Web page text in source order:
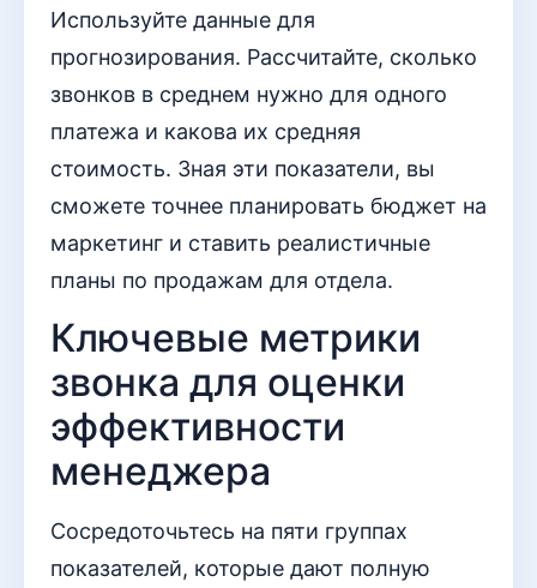
Используйте данные для
прогнозирования. Рассчитайте, сколько
звонков в среднем нужно для одного
платежа и какова их средняя
стоимость. Зная эти показатели, вы
сможете точнее планировать бюджет на
маркетинг и ставить реалистичные
планы по продажам для отдела.
Ключевые метрики
звонка для оценки
эффективности
менеджера
Сосредоточьтесь на пяти группах
показателей, которые дают полную